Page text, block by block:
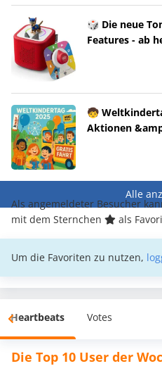
🎲 Die neue
Features - ab
🧒
Aktionen
Alle
Als angemeldeter Besucher
mit dem Sternchen
als
Um die Favoriten zu nutzen,
Heartbeats Votes
Die Top 10 User der